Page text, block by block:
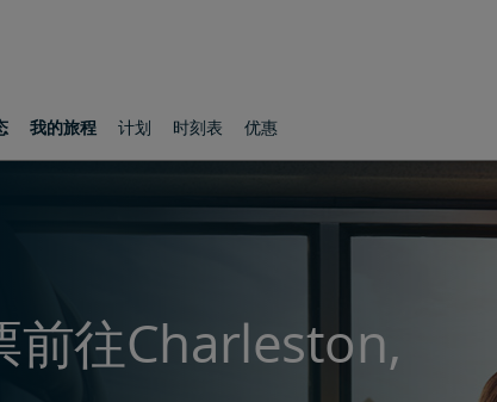
我的旅程 计划 时刻表 优惠
前往Charleston,